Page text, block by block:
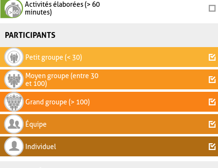
Activités élaborées (> 60
minutes)
PARTICIPANTS
Petit groupe (< 30)
Moyen groupe (entre 30
et 100)
Grand groupe (> 100)
Équipe
Individuel